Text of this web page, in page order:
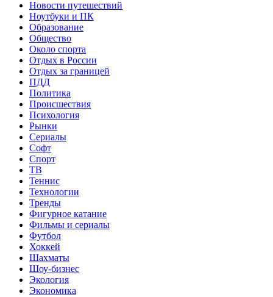
Новости путешествий
Ноутбуки и ПК
Образование
Общество
Около спорта
Отдых в России
Отдых за границей
ПДД
Политика
Происшествия
Психология
Рынки
Сериалы
Софт
Спорт
ТВ
Теннис
Технологии
Тренды
Фигурное катание
Фильмы и сериалы
Футбол
Хоккей
Шахматы
Шоу-бизнес
Экология
Экономика